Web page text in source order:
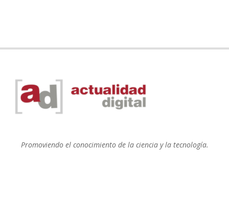
Promoviendo el conocimiento de la ciencia y la tecnología.